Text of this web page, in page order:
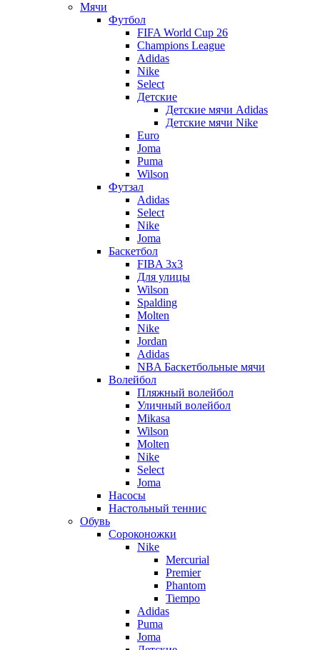
Мячи
Футбол
FIFA World Cup 26
Champions League
Adidas
Nike
Select
Детские
Детские мячи Adidas
Детские мячи Nike
Euro
Joma
Puma
Wilson
Футзал
Adidas
Select
Nike
Joma
Баскетбол
FIBA 3x3
Для улицы
Wilson
Spalding
Molten
Nike
Jordan
Adidas
NBA Баскетбольные мячи
Волейбол
Пляжный волейбол
Уличный волейбол
Mikasa
Wilson
Molten
Nike
Select
Joma
Насосы
Настольный теннис
Обувь
Сороконожки
Nike
Mercurial
Premier
Phantom
Tiempo
Adidas
Puma
Joma